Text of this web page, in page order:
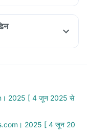
low salt diet.
2025 [ 4 जून 2025 से
2025 [ 4 जून 20